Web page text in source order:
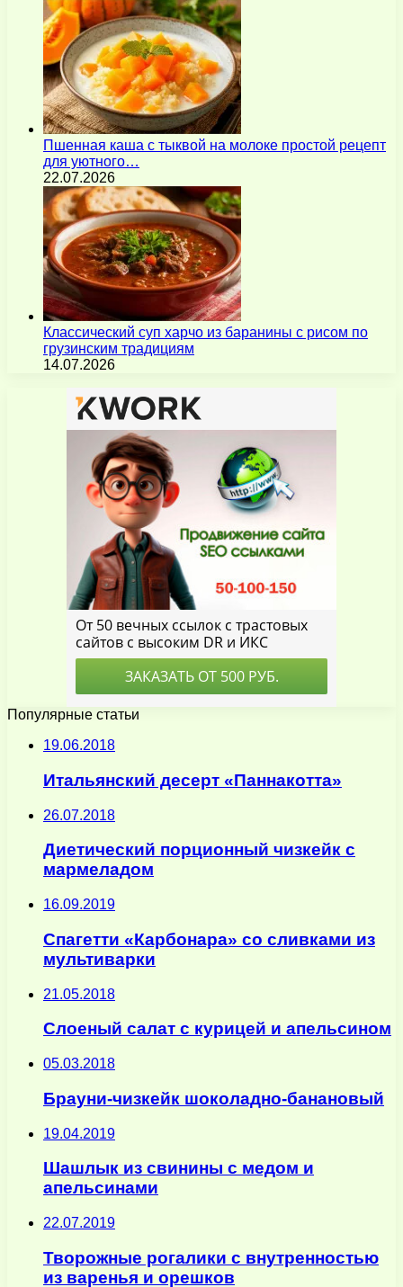
Пшенная каша с тыквой на молоке простой рецепт
для уютного…
22.07.2026
Классический суп харчо из баранины с рисом по
грузинским традициям
14.07.2026
Популярные статьи
19.06.2018
Итальянский десерт «Паннакотта»
26.07.2018
Диетический порционный чизкейк с
мармеладом
16.09.2019
Спагетти «Карбонара» со сливками из
мультиварки
21.05.2018
Слоеный салат с курицей и апельсином
05.03.2018
Брауни-чизкейк шоколадно-банановый
19.04.2019
Шашлык из свинины с медом и
апельсинами
22.07.2019
Творожные рогалики с внутренностью
из варенья и орешков